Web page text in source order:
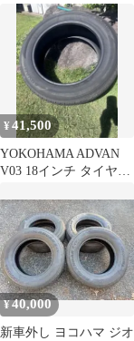
マ ジオランダー
¥41,500
YOKOHAMA ADVAN
V03 18インチ タイヤ
¥40,000
新車外し ヨコハマ ジオ